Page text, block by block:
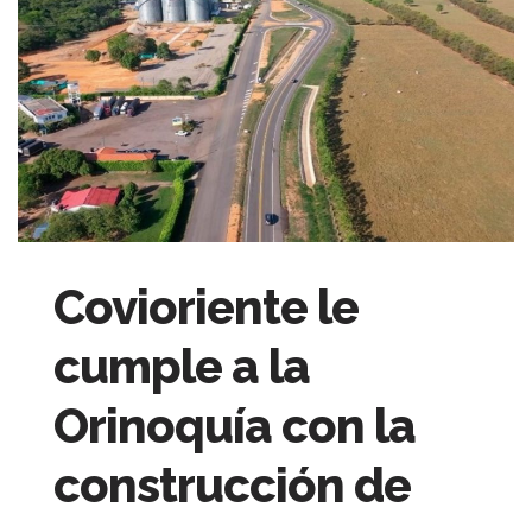
Covioriente le
cumple a la
Orinoquía con la
construcción de